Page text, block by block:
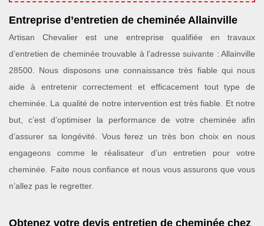
Entreprise d’entretien de cheminée Allainville
Artisan Chevalier est une entreprise qualifiée en travaux
d’entretien de cheminée trouvable à l’adresse suivante : Allainville
28500. Nous disposons une connaissance très fiable qui nous
aide à entretenir correctement et efficacement tout type de
cheminée. La qualité de notre intervention est très fiable. Et notre
but, c’est d’optimiser la performance de votre cheminée afin
d’assurer sa longévité. Vous ferez un très bon choix en nous
engageons comme le réalisateur d’un entretien pour votre
cheminée. Faite nous confiance et nous vous assurons que vous
n’allez pas le regretter.
Obtenez votre devis entretien de cheminée chez